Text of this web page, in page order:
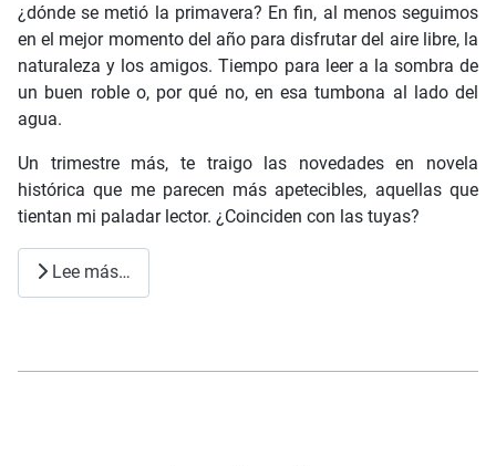
¿dónde se metió la primavera? En fin, al menos seguimos
en el mejor momento del año para disfrutar del aire libre, la
naturaleza y los amigos. Tiempo para leer a la sombra de
un buen roble o, por qué no, en esa tumbona al lado del
agua.
Un trimestre más, te traigo las novedades en novela
histórica que me parecen más apetecibles, aquellas que
tientan mi paladar lector. ¿Coinciden con las tuyas?
Lee más…